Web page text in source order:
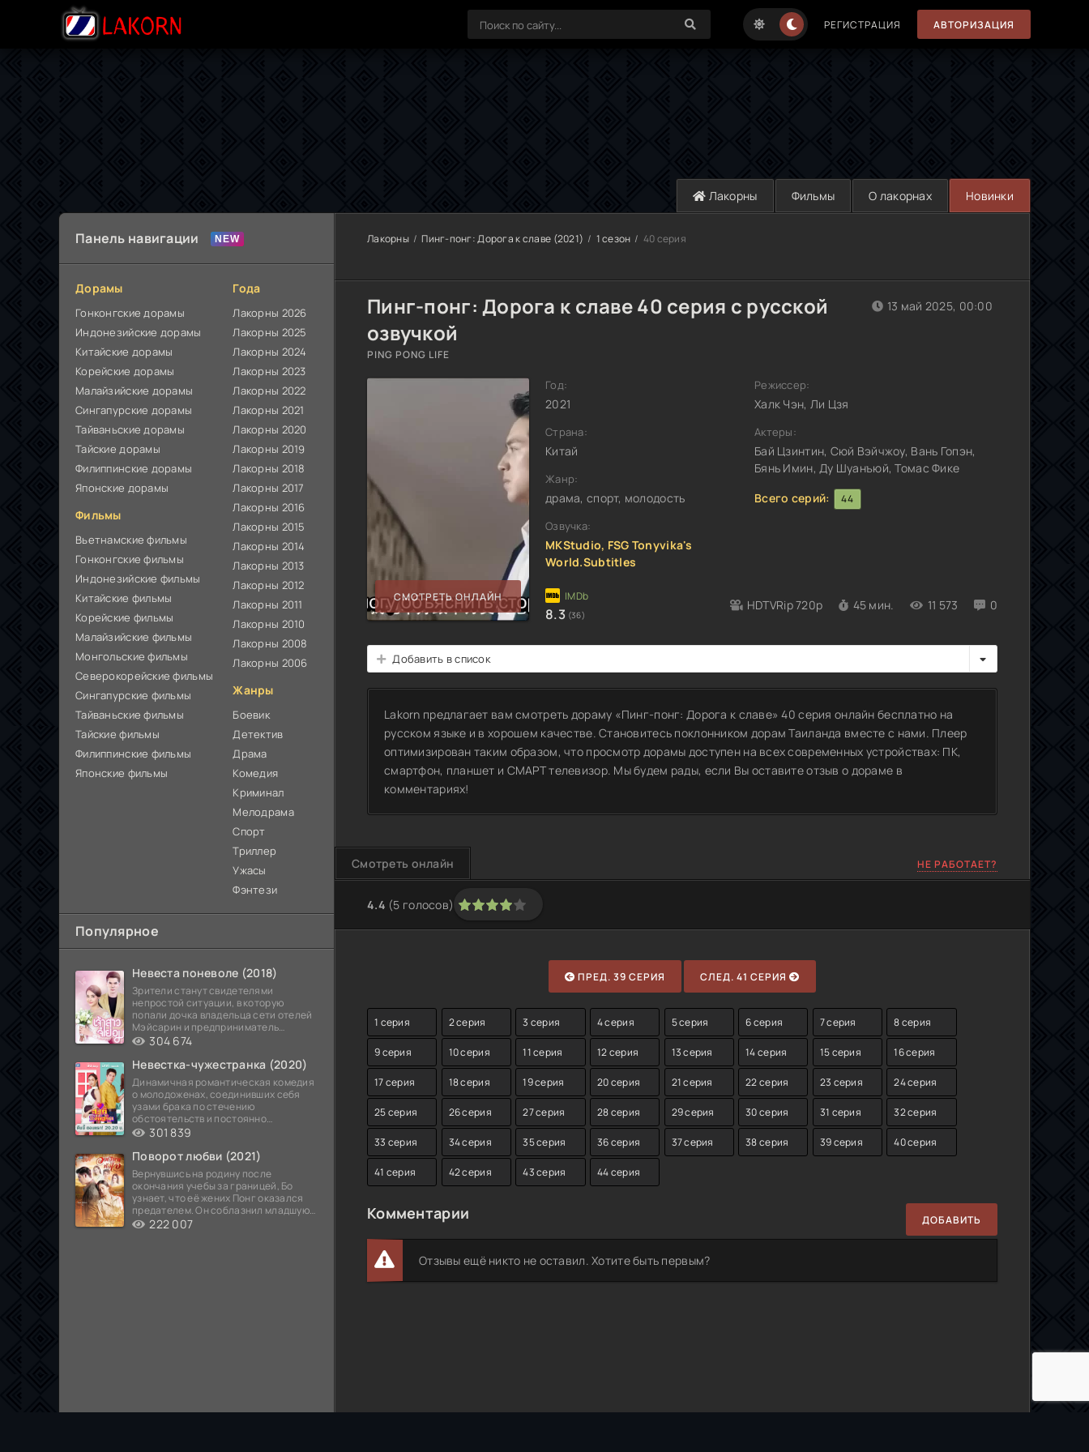
РЕГИСТРАЦИЯ АВТОРИЗАЦИЯ
Лакорны Фильмы О лакорнах Новинки
Панель навигации
Дорамы
Гонконгские дорамы
Индонезийские дорамы
Китайские дорамы
Корейские дорамы
Малайзийские дорамы
Сингапурские дорамы
Тайваньские дорамы
Тайские дорамы
Филиппинские дорамы
Японские дорамы
Фильмы
Вьетнамские фильмы
Гонконгские фильмы
Индонезийские фильмы
Китайские фильмы
Корейские фильмы
Малайзийские фильмы
Монгольские фильмы
Северокорейские фильмы
Сингапурские фильмы
Тайваньские фильмы
Тайские фильмы
Филиппинские фильмы
Японские фильмы
Года
Лакорны 2026
Лакорны 2025
Лакорны 2024
Лакорны 2023
Лакорны 2022
Лакорны 2021
Лакорны 2020
Лакорны 2019
Лакорны 2018
Лакорны 2017
Лакорны 2016
Лакорны 2015
Лакорны 2014
Лакорны 2013
Лакорны 2012
Лакорны 2011
Лакорны 2010
Лакорны 2008
Лакорны 2006
Жанры
Боевик
Детектив
Драма
Комедия
Криминал
Мелодрама
Спорт
Триллер
Ужасы
Фэнтези
Популярное
Невеста поневоле (2018)
Зрители станут свидетелями
непростой ситуации, в которую
попали дочка владельца сети отелей
Мэйсарин и предприниматель
Кетдэн. Обоих главных героев
304 674
Невестка-чужестранка (2020)
Динамичная романтическая комедия
о молодоженах, соединивших себя
узами брака по стечению
обстоятельств и постоянно
попадающих в курьезные ситуации...
301 839
Поворот любви (2021)
Вернувшись на родину после
окончания учебы за границей, Бо
узнает, что её жених Понг оказался
предателем. Он соблазнил младшую
сестру хозяина
222 007
Лакорны Пинг-понг: Дорога к славе (2021) 1 сезон 40 серия
Пинг-понг: Дорога к славе 40 серия с русской
озвучкой
PING PONG LIFE
СМОТРЕТЬ ОНЛАЙН
Год:
2021
Страна:
Китай
Жанр:
драма, спорт, молодость
Озвучка:
MKStudio, FSG Tonyvika's
World.Subtitles
8.3 (36)
HDTVRip 720p 45 мин. 11 573 0
13 май 2025, 00:00
Режиссер:
Халк Чэн, Ли Цзя
Актеры:
Бай Цзинтин, Сюй Вэйчжоу, Вань Гопэн,
Бянь Имин, Ду Шуанъюй, Томас Фике
Всего серий:
44
Добавить в список
Lakorn предлагает вам смотреть дораму «Пинг-понг: Дорога к славе» 40 серия онлайн бесплатно на
русском языке и в хорошем качестве. Становитесь поклонником дорам Таиланда вместе с нами. Плеер
оптимизирован таким образом, что просмотр дорамы доступен на всех современных устройствах: ПК,
смартфон, планшет и СМАРТ телевизор. Мы будем рады, если Вы оставите отзыв о дораме в
комментариях!
Смотреть онлайн НЕ РАБОТАЕТ?
4.4 (5 голосов)
1 2 3 4 5
ПРЕД. 39 СЕРИЯ СЛЕД. 41 СЕРИЯ
1 серия 2 серия 3 серия 4 серия 5 серия 6 серия 7 серия 8 серия
9 серия 10 серия 11 серия 12 серия 13 серия 14 серия 15 серия 16 серия
17 серия 18 серия 19 серия 20 серия 21 серия 22 серия 23 серия 24 серия
25 серия 26 серия 27 серия 28 серия 29 серия 30 серия 31 серия 32 серия
33 серия 34 серия 35 серия 36 серия 37 серия 38 серия 39 серия 40 серия
41 серия 42 серия 43 серия 44 серия
Комментарии ДОБАВИТЬ
Отзывы ещё никто не оставил. Хотите быть первым?